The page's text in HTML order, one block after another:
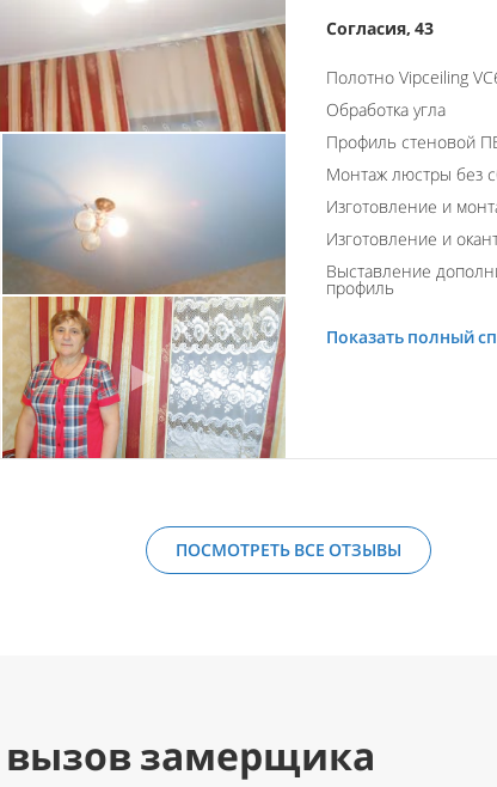
Согласия, 43
Полотно Vipceiling
Обработка угла
Профиль стеновой
Монтаж люстры без
Изготовление и
Изготовление и
Выставление
профиль
Показать полный
ПОСМОТРЕТЬ ВСЕ ОТЗЫВЫ
замерщика